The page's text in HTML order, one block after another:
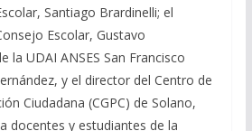
Santiago Brardinelli; el
Escolar, Gustavo
la UDAI ANSES San Francisco
y el director del Centro de
Ciudadana (CGPC) de Solano,
docentes y estudiantes de la